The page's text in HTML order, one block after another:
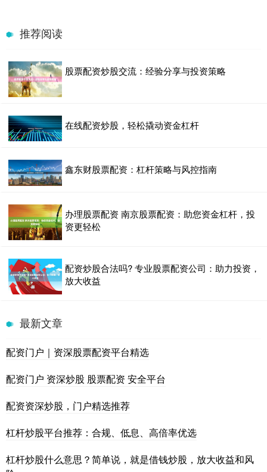
推荐阅读
股票配资炒股交流：经验分享与投资策略
在线配资炒股，轻松撬动资金杠杆
鑫东财股票配资：杠杆策略与风控指南
办理股票配资 南京股票配资：助您资金杠杆，投
资更轻松
配资炒股合法吗? 专业股票配资公司：助力投资，
放大收益
最新文章
配资门户｜资深股票配资平台精选
配资门户 资深炒股 股票配资 安全平台
配资资深炒股，门户精选推荐
杠杆炒股平台推荐：合规、低息、高倍率优选
杠杆炒股什么意思？简单说，就是借钱炒股，放大收益和风